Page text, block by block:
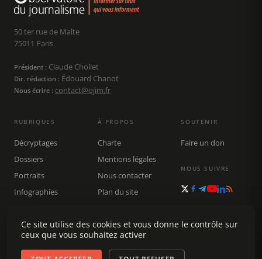
50 ter rue de Malte
75011 Paris
Président : Claude Chollet
Dir. rédaction : Édouard Chanot
Nous écrire : contact@ojim.fr
RUBRIQUES
Décryptages
Dossiers
Portraits
Infographies
Rechercher
À PROPOS
Charte
Mentions légales
Nous contacter
Plan du site
SOUTENIR
Faire un don
NOUS SUIVRE
Ce site utilise des cookies et vous donne le contrôle sur
ceux que vous souhaitez activer